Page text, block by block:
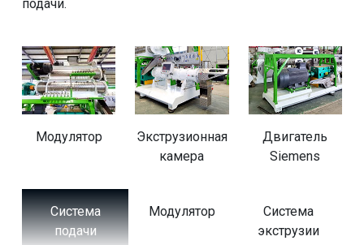
подачи.
углом, что обеспечивает полное смешивание
Модулятор
Экструзионная
камера
Двигатель
Siemens
Модулятор
Система
Резак